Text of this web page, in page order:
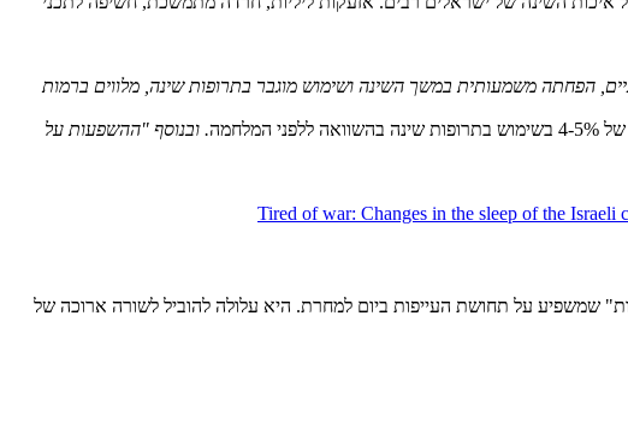
הפחתה משמעותית במשך השינה ושימוש מוגבר בתרופות שינה, מלווים ברמות
. ובנוסף "ההשפעות על
Tired of war: Changes in the sleep of the
שמשפיע על תחושת העייפות ביום למחרת. היא עלולה להוביל לשורה ארוכה של